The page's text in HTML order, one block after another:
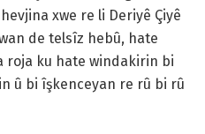
xwe re li Deriyê Çiyê
de telsîz hebû, hate
roja ku hate windakirin bi
û bi îşkenceyan re rû bi rû